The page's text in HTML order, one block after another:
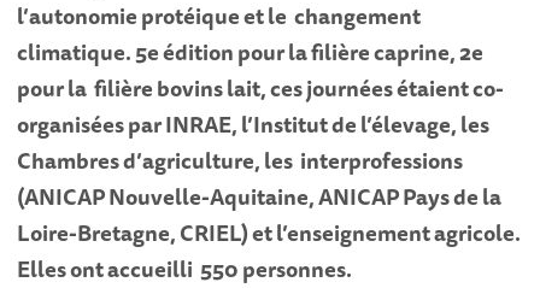
l’autonomie protéique et le changement
climatique. 5e édition pour la filière caprine, 2e
pour la filière bovins lait, ces journées étaient co-
organisées par INRAE, l’Institut de l’élevage, les
Chambres d’agriculture, les interprofessions
(ANICAP Nouvelle-Aquitaine, ANICAP Pays de la
Loire-Bretagne, CRIEL) et l’enseignement agricole.
Elles ont accueilli 550 personnes.